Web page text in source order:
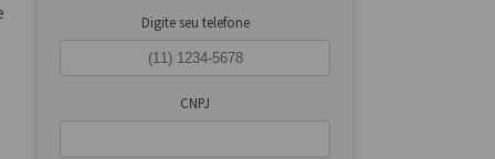
Digite seu telefone
CNPJ